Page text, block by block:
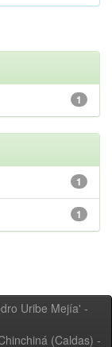
1
1
1
Uribe Mejía' -
(Caldas) -